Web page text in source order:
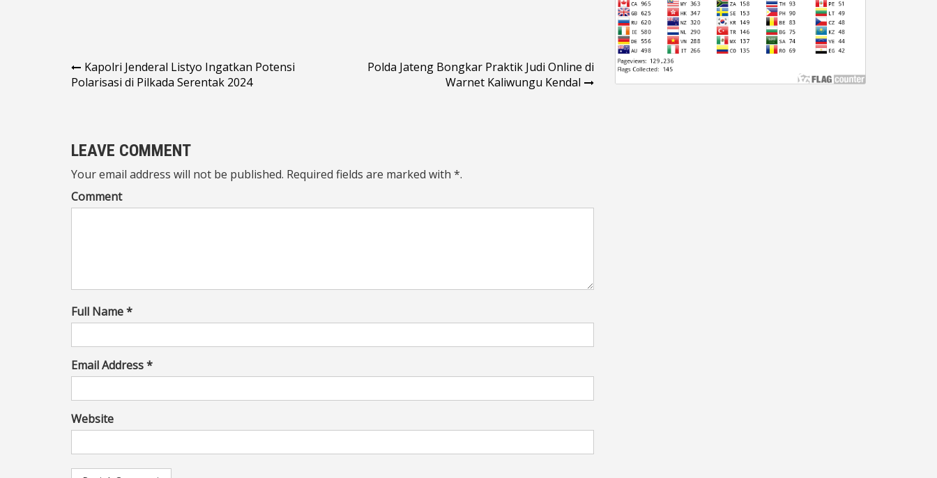
Navigasi
pos
Kapolri Jenderal Listyo Ingatkan Potensi
Polarisasi di Pilkada Serentak 2024
Polda Jateng Bongkar Praktik Judi Online di
Warnet Kaliwungu Kendal
LEAVE COMMENT
Your email address will not be published. Required fields are marked with *.
Comment
Full Name *
Email Address *
Website